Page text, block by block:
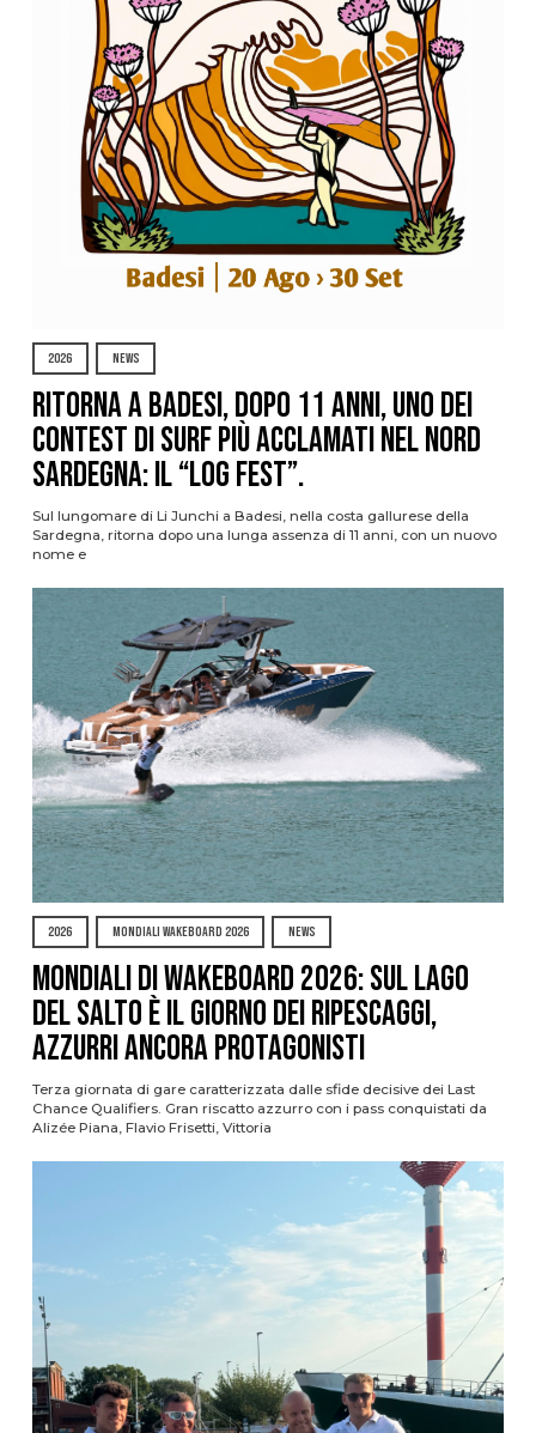
2026 NEWS
Ritorna a Badesi, dopo 11 anni, uno dei
contest di surf più acclamati nel nord
Sardegna: il “Log Fest”.
Sul lungomare di Li Junchi a Badesi, nella costa gallurese della
Sardegna, ritorna dopo una lunga assenza di 11 anni, con un nuovo
nome e
2026 MONDIALI WAKEBOARD 2026 NEWS
Mondiali di Wakeboard 2026: sul Lago
del Salto è il giorno dei ripescaggi,
azzurri ancora protagonisti
Terza giornata di gare caratterizzata dalle sfide decisive dei Last
Chance Qualifiers. Gran riscatto azzurro con i pass conquistati da
Alizée Piana, Flavio Frisetti, Vittoria